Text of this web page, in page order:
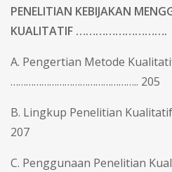
PENELITIAN KEBIJAKAN
KUALITATIF
A. Pengertian Metode
………………………………………….. 205
B. Lingkup Penelitian
207
C. Penggunaan Penelitian